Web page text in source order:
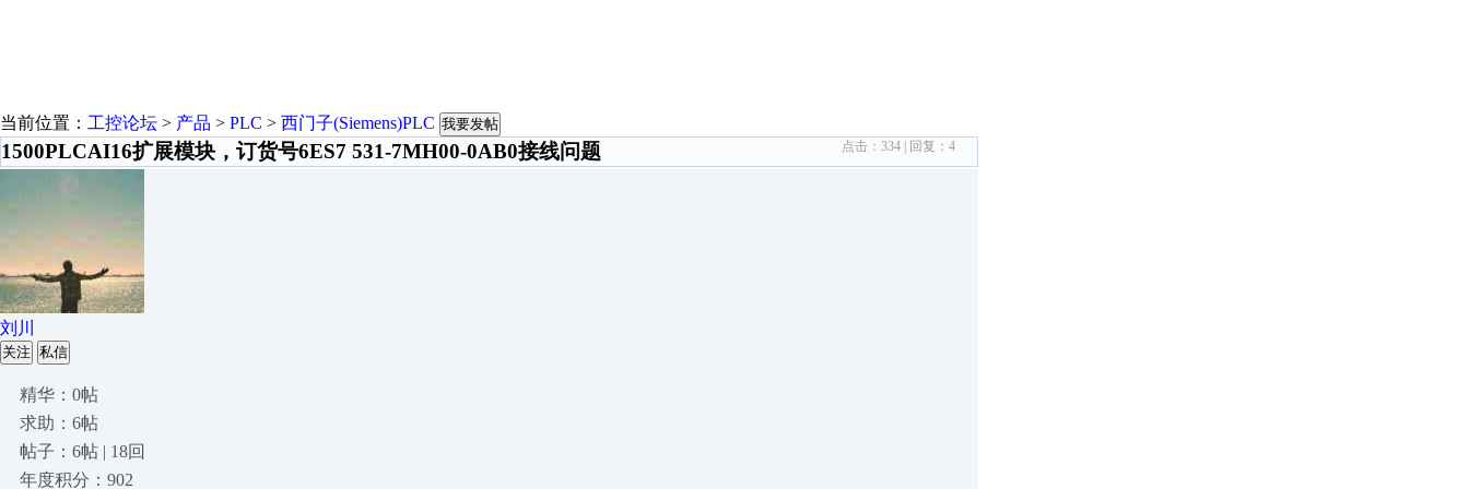
当前位置： 工控论坛 > 产品 > PLC > 西门子(Siemens)PLC 我要发帖
1500PLCAI16扩展模块，订货号6ES7 531-7MH00-0AB0接线问题 点击： 334 | 回复： 4
刘川
关注 私信
精华：0帖
求助：6帖
帖子：6帖 | 18回
年度积分：902